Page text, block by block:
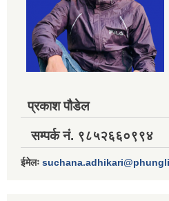
प्रकाश पौडेल
सम्पर्क नं. ९८५२६६०९९४
ईमेलः